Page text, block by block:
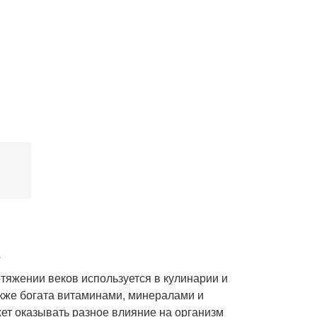
веков используется в кулинарии и
богата витаминами, минералами и
оказывать разное влияние на организм